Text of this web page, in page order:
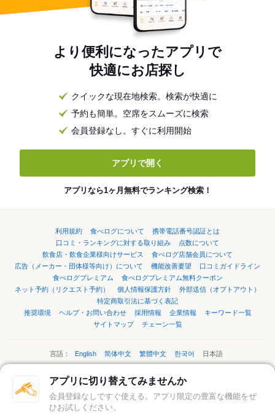
アプリに切り替えてみませんか
会員登録なしですぐ使える。アプリ限定の豊富な機能をぜ
ひお試しください。
より便利になったアプリで
快適にお店探し
クイックな現在地検索。検索が快適に
予約も簡単。空席をスムーズに検索
会員登録なし。すぐに利用開始
アプリで開く
アプリなら1ヶ月無料でランキング検索！
利用規約 食べログについて
携帯電話番号認証とは
口コミ・ランキングに対する取り組み
点数について
飲食店・飲食企業様向けサービス
食べログ店舗会員について
広告（メーカー・団体様等向け）について
機能改善要望
口コミガイドライン
食べログプレミアム
食べログプレミアム無料クーポン
ネット予約（リクエスト予約）
個人情報保護方針
外部送信（オプトアウト）
特定商取引法に基づく表記
推奨環境
ヘルプ・お問い合わせ 採用情報 企業情報
キーワード一覧
サイトマップ
チェーン一覧
言語： English 简体中文 繁體中文 한국어 日本語